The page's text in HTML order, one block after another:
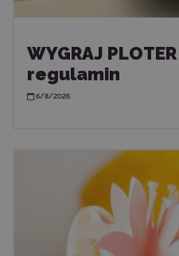
WYGRAJ
regulamin
6/8/2026